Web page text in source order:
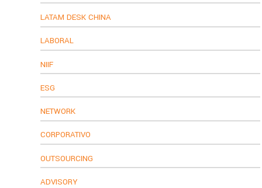
LATAM DESK CHINA
LABORAL
NIIF
ESG
NETWORK
CORPORATIVO
OUTSOURCING
ADVISORY